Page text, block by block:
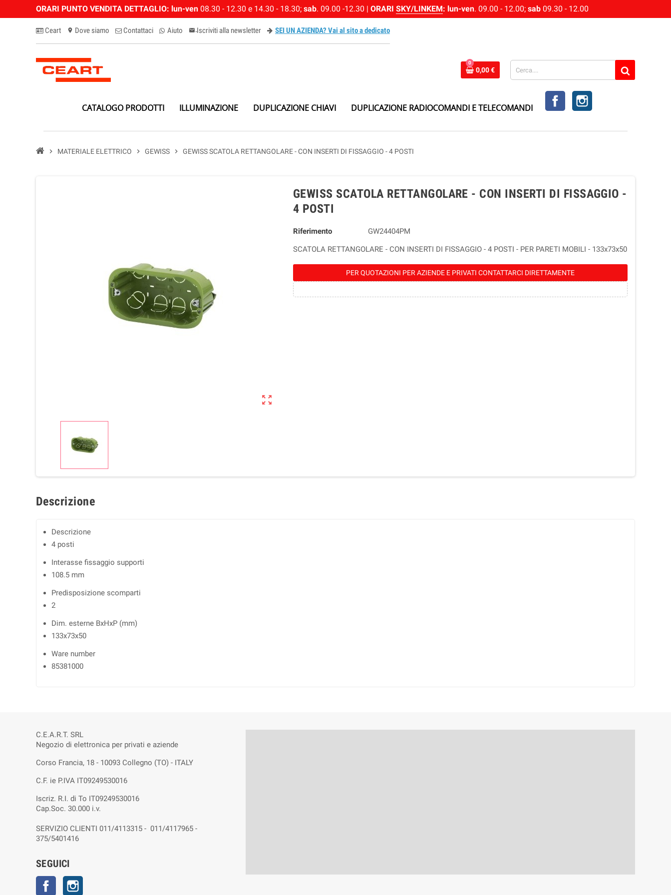
ORARI PUNTO VENDITA DETTAGLIO: lun-ven 08.30 - 12.30 e 14.30 - 18.30; sab. 09.00 -12.30 | ORARI SKY/LINKEM: lun-ven. 09.00 - 12.00; sab 09.30 - 12.00
Ceart location_on Dove siamo Contattaci Aiuto email-newsletter
Iscriviti alla newsletter SEI UN AZIENDA? Vai al sito a dedicato
0
0,00 €
CATALOGO PRODOTTI ILLUMINAZIONE DUPLICAZIONE CHIAVI DUPLICAZIONE RADIOCOMANDI E TELECOMANDI
FACEBOOKINSTAGRAM
chevron_right MATERIALE ELETTRICO chevron_right GEWISS chevron_right GEWISS SCATOLA RETTANGOLARE - CON INSERTI DI FISSAGGIO - 4 POSTI
zoom_out_map
GEWISS SCATOLA RETTANGOLARE - CON INSERTI DI FISSAGGIO -
4 POSTI
Riferimento
GW24404PM
SCATOLA RETTANGOLARE - CON INSERTI DI FISSAGGIO - 4 POSTI - PER PARETI MOBILI - 133x73x50
PER QUOTAZIONI PER AZIENDE E PRIVATI CONTATTARCI DIRETTAMENTE
Descrizione
Descrizione
4 posti
Interasse fissaggio supporti
108.5 mm
Predisposizione scomparti
2
Dim. esterne BxHxP (mm)
133x73x50
Ware number
85381000
C.E.A.R.T. SRL
Negozio di elettronica per privati e aziende
Corso Francia, 18 - 10093 Collegno (TO) - ITALY
C.F. ie P.IVA IT09249530016
Iscriz. R.I. di To IT09249530016
Cap.Soc. 30.000 i.v.
SERVIZIO CLIENTI 011/4113315 - 011/4117965 -
375/5401416
SEGUICI
Facebook